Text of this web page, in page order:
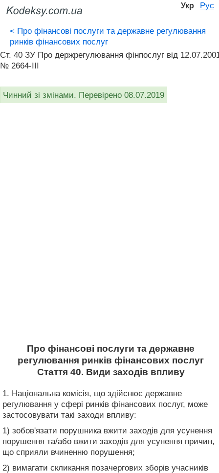
Укр Рус
< Про фінансові послуги та державне регулювання
ринків фінансових послуг
Ст. 40 ЗУ Про держрегулювання фінпослуг від
№ 2664-III
Чинний зі змінами. Перевірено 08.07.2019
Про фінансові послуги та державне
регулювання ринків фінансових послуг
Стаття 40. Види заходів впливу
1. Національна комісія, що здійснює державне
регулювання у сфері ринків фінансових послуг, може
застосовувати такі заходи впливу:
1) зобов'язати порушника вжити заходів для усунення
порушення та/або вжити заходів для усунення причин,
що сприяли вчиненню порушення;
2) вимагати скликання позачергових зборів учасників